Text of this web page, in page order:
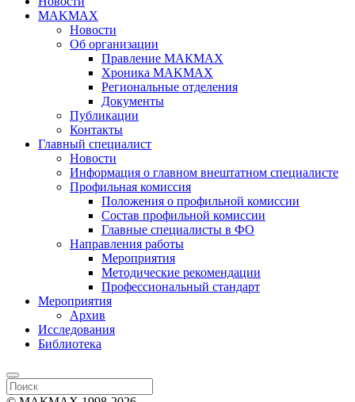
MAKMAX
Новости
Об организации
Правление МАКМАХ
Хроника MAKMAX
Региональные отделения
Документы
Публикации
Контакты
Главный специалист
Новости
Информация о главном внештатном специалисте
Профильная комиссия
Положения о профильной комиссии
Состав профильной комиссии
Главные специалисты в ФО
Направления работы
Мероприятия
Методические рекомендации
Профессиональный стандарт
Мероприятия
Архив
Исследования
Библиотека